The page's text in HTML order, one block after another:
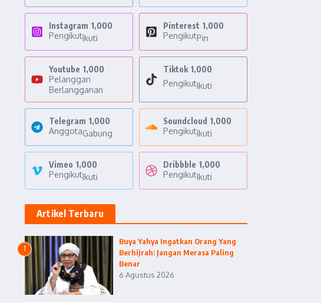
Instagram 1,000
PengikutIkuti
Pinterest 1,000
PengikutPin
Youtube 1,000
Pelanggan
Berlangganan
Tiktok 1,000
PengikutIkuti
Telegram 1,000
AnggotaGabung
Soundcloud 1,000
PengikutIkuti
Vimeo 1,000
PengikutIkuti
Dribbble 1,000
PengikutIkuti
Artikel Terbaru
1
Buya Yahya Ingatkan Orang Yang
Berhijrah: Jangan Merasa Paling
Benar
6 Agustus 2026